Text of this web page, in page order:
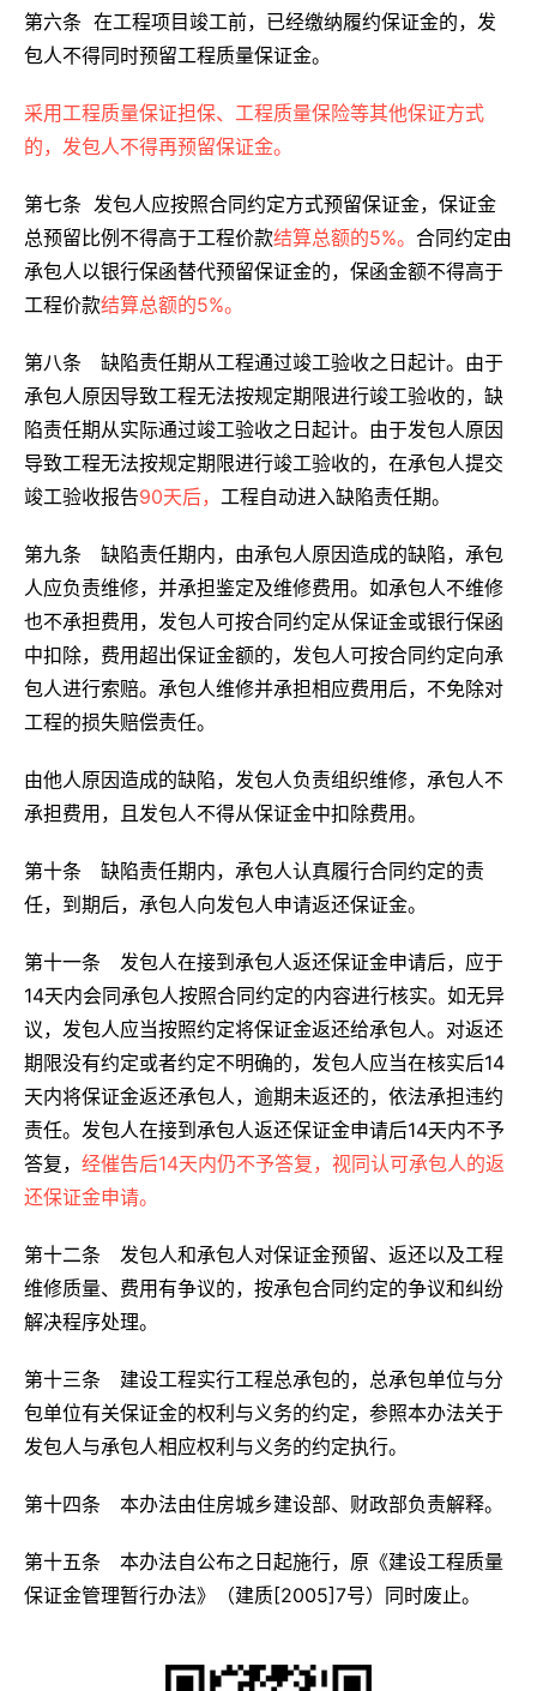
第六条 在工程项目竣工前，已经缴纳履约保证金的，发
包人不得同时预留工程质量保证金。
采用工程质量保证担保、工程质量保险等其他保证方式
的，发包人不得再预留保证金。
第七条 发包人应按照合同约定方式预留保证金，保证金
总预留比例不得高于工程价款结算总额的5%。 合同约定由
承包人以银行保函替代预留保证金的，保函金额不得高于
工程价款结算总额的5%。
第八条 缺陷责任期从工程通过竣工验收之日起计。由于
承包人原因导致工程无法按规定期限进行竣工验收的，缺
陷责任期从实际通过竣工验收之日起计。由于发包人原因
导致工程无法按规定期限进行竣工验收的，在承包人提交
竣工验收报告90天后， 工程自动进入缺陷责任期。
第九条 缺陷责任期内，由承包人原因造成的缺陷，承包
人应负责维修，并承担鉴定及维修费用。如承包人不维修
也不承担费用，发包人可按合同约定从保证金或银行保函
中扣除，费用超出保证金额的，发包人可按合同约定向承
包人进行索赔。承包人维修并承担相应费用后，不免除对
工程的损失赔偿责任。
由他人原因造成的缺陷，发包人负责组织维修，承包人不
承担费用，且发包人不得从保证金中扣除费用。
第十条 缺陷责任期内，承包人认真履行合同约定的责
任，到期后，承包人向发包人申请返还保证金。
第十一条 发包人在接到承包人返还保证金申请后，应于
14天内会同承包人按照合同约定的内容进行核实。如无异
议，发包人应当按照约定将保证金返还给承包人。对返还
期限没有约定或者约定不明确的，发包人应当在核实后14
天内将保证金返还承包人，逾期未返还的，依法承担违约
责任。发包人在接到承包人返还保证金申请后14天内不予
答复， 经催告后14天内仍不予答复，视同认可承包人的返
还保证金申请。
第十二条 发包人和承包人对保证金预留、返还以及工程
维修质量、费用有争议的，按承包合同约定的争议和纠纷
解决程序处理。
第十三条 建设工程实行工程总承包的，总承包单位与分
包单位有关保证金的权利与义务的约定，参照本办法关于
发包人与承包人相应权利与义务的约定执行。
第十四条 本办法由住房城乡建设部、财政部负责解释。
第十五条 本办法自公布之日起施行，原《建设工程质量
保证金管理暂行办法》（建质[2005]7号）同时废止。